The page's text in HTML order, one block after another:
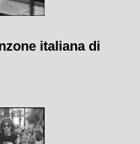
italiana di